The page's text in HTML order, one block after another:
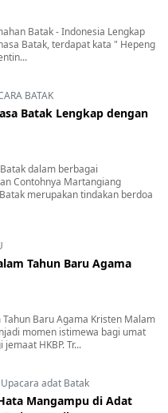
Batak - Indonesia Lengkap
Batak, terdapat kata " Hepeng
BATAK
Batak Lengkap dengan
dalam berbagai
Contohnya Martangiang
merupakan tindakan berdoa
Tahun Baru Agama
Baru Agama Kristen Malam
momen istimewa bagi umat
HKBP. Tr...
adat Batak
Mangampu di Adat